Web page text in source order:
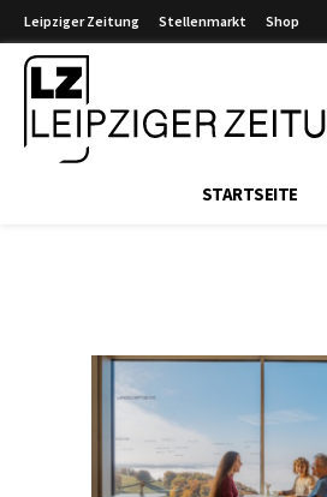
Leipziger Zeitung Stellenmarkt Shop
STARTSEITE